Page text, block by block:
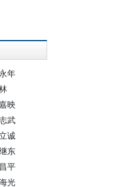
年
映
武
诚
东
平
光